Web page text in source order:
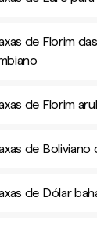
de Florim
de Florim
de Boliviano
de Dólar